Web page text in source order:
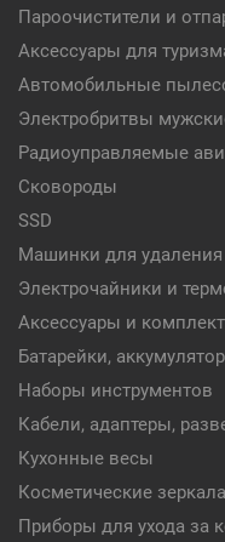
Пароочистители и
Аксессуары для
Автомобильные
Электробритвы
Радиоуправляемые
Сковороды
SSD
Машинки для
Электрочайники и
Аксессуары и
Батарейки,
Наборы инструментов
Кабели, адаптеры,
Кухонные весы
Косметические зеркала
Приборы для ухода за